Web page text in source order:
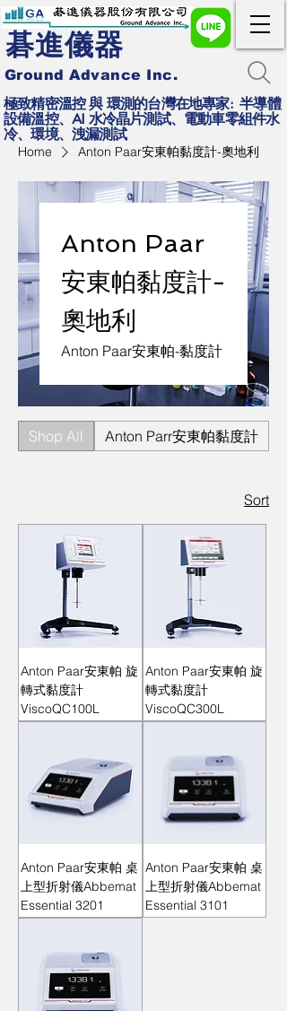
碁進儀器
極致精密溫控 與 環測的台灣在地專家: 半導體
設備溫控、AI 水冷晶片測試、電動車零組件水
冷、環境、洩漏測試
Ground Advance Inc.
Home Anton Paar安東帕黏度計-奧地利
Anton Paar
安東帕黏度計-
奧地利
Anton Paar安東帕-黏度計
Shop All Anton Parr安東帕黏度計
Sort
Anton Paar安東帕 旋
轉式黏度計
ViscoQC100L
Anton Paar安東帕 旋
轉式黏度計
ViscoQC300L
Anton Paar安東帕 桌
上型折射儀Abbemat
Essential 3201
Anton Paar安東帕 桌
上型折射儀Abbemat
Essential 3101